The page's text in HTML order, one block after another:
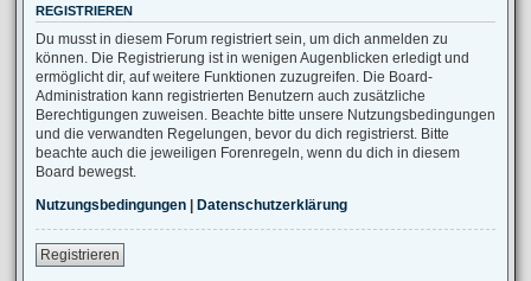
REGISTRIEREN
Du musst in diesem Forum registriert sein, um dich anmelden zu
können. Die Registrierung ist in wenigen Augenblicken erledigt und
ermöglicht dir, auf weitere Funktionen zuzugreifen. Die Board-
Administration kann registrierten Benutzern auch zusätzliche
Berechtigungen zuweisen. Beachte bitte unsere Nutzungsbedingungen
und die verwandten Regelungen, bevor du dich registrierst. Bitte
beachte auch die jeweiligen Forenregeln, wenn du dich in diesem
Board bewegst.
Nutzungsbedingungen | Datenschutzerklärung
Registrieren